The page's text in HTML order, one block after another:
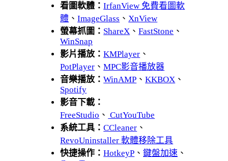
看圖軟體：IrfanView 免費看圖軟
體 、ImageGlass 、 XnView
螢幕抓圖： ShareX 、FastStone 、
WinSnap
影片播放：KMPlayer 、
PotPlayer 、MPC影音播放器
音樂播放：WinAMP 、KKBOX 、
Spotify
影音下載：
FreeStudio 、 CutYouTube
系統工具：CCleaner 、
RevoUninstaller 軟體移除工具
快捷操作：HotkeyP 、鍵盤加速 、